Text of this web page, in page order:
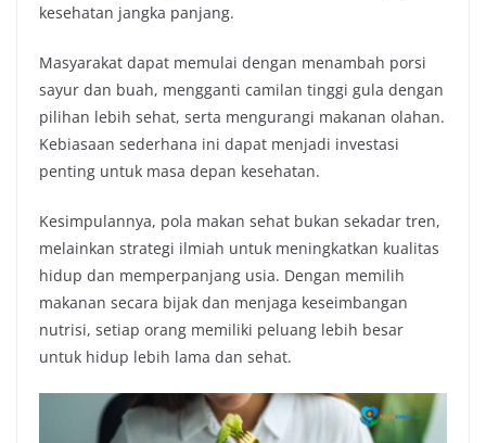
kesehatan jangka panjang.
Masyarakat dapat memulai dengan menambah porsi
sayur dan buah, mengganti camilan tinggi gula dengan
pilihan lebih sehat, serta mengurangi makanan olahan.
Kebiasaan sederhana ini dapat menjadi investasi
penting untuk masa depan kesehatan.
Kesimpulannya, pola makan sehat bukan sekadar tren,
melainkan strategi ilmiah untuk meningkatkan kualitas
hidup dan memperpanjang usia. Dengan memilih
makanan secara bijak dan menjaga keseimbangan
nutrisi, setiap orang memiliki peluang lebih besar
untuk hidup lebih lama dan sehat.